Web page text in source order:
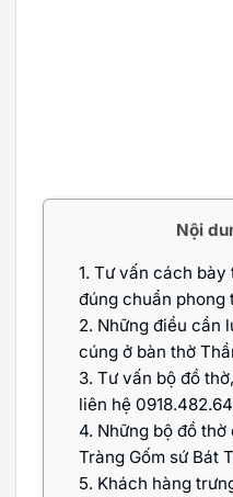
Nội
1. Tư vấn cách bày
đúng chuẩn phong
2. Những điều cần
cúng ở bàn thờ
3. Tư vấn bộ đồ
liên hệ
4. Những bộ đồ
Tràng Gốm sứ Bát
5. Khách hàng